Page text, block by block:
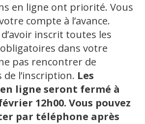
en ligne ont priorité. Vous
compte à l’avance.
inscrit toutes les
dans votre
pas rencontrer de
l’inscription. Les
ligne seront fermé à
12h00. Vous pouvez
par téléphone après